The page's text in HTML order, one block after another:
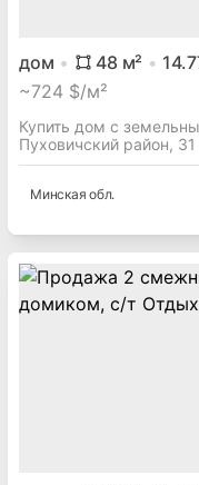
дом 48 м²
~724 $/м²
Купить дом с
Пуховичский район,
Минская обл.